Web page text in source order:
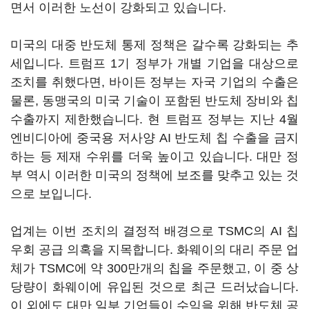
면서 이러한 노선이 강화되고 있습니다.
미국의 대중 반도체 통제 정책은 갈수록 강화되는 추
세입니다. 트럼프 1기 정부가 개별 기업을 대상으로
조치를 취했다면, 바이든 정부는 자국 기업의 수출은
물론, 동맹국의 미국 기술이 포함된 반도체 장비와 칩
수출까지 제한했습니다. 현 트럼프 정부는 지난 4월
엔비디아에 중국용 저사양 AI 반도체 칩 수출을 금지
하는 등 제재 수위를 더욱 높이고 있습니다. 대만 정
부 역시 이러한 미국의 정책에 보조를 맞추고 있는 것
으로 보입니다.
업계는 이번 조치의 결정적 배경으로 TSMC의 AI 칩
우회 공급 의혹을 지목합니다. 화웨이의 대리 주문 업
체가 TSMC에 약 300만개의 칩을 주문했고, 이 중 상
당량이 화웨이에 유입된 것으로 최근 드러났습니다.
이 외에도 대만 일부 기업들이 수익을 위해 반도체 공